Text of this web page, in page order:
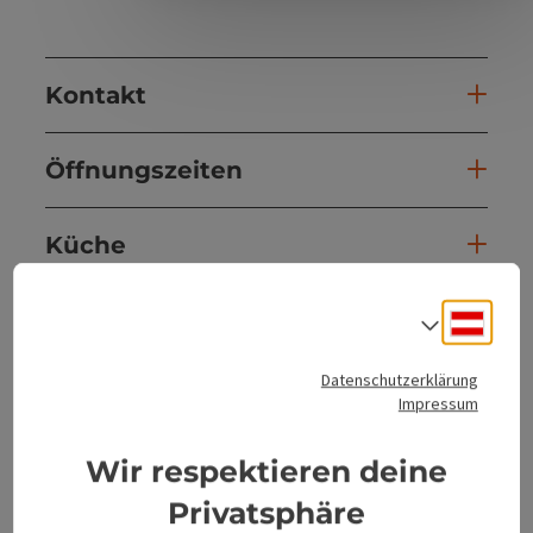
Kontakt
Öffnungszeiten
Küche
Anreise/Lage
Datenschutzerklärung
Impressum
Wir respektieren deine
Privatsphäre